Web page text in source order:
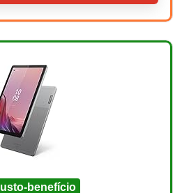
custo-benefício